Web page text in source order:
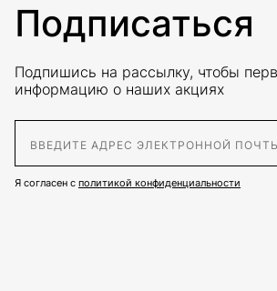
Подписаться
Подпишись на рассылку, чтобы
информацию о наших акциях
Я согласен с политикой конфиденциальности